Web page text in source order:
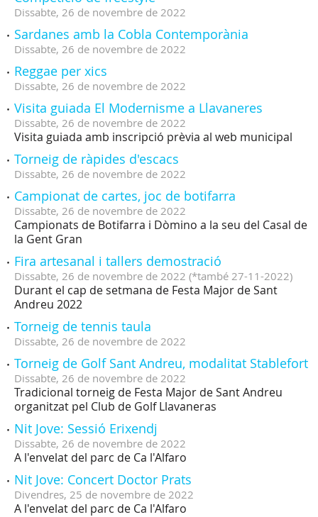
Dissabte, 26 de novembre de 2022
Sardanes amb la Cobla Contemporània
Dissabte, 26 de novembre de 2022
Reggae per xics
Dissabte, 26 de novembre de 2022
Visita guiada El Modernisme a Llavaneres
Dissabte, 26 de novembre de 2022
Visita guiada amb inscripció prèvia al web municipal
Torneig de ràpides d'escacs
Dissabte, 26 de novembre de 2022
Campionat de cartes, joc de botifarra
Dissabte, 26 de novembre de 2022
Campionats de Botifarra i Dòmino a la seu del Casal de
la Gent Gran
Fira artesanal i tallers demostració
Dissabte, 26 de novembre de 2022 (*també 27-11-2022)
Durant el cap de setmana de Festa Major de Sant
Andreu 2022
Torneig de tennis taula
Dissabte, 26 de novembre de 2022
Torneig de Golf Sant Andreu, modalitat Stablefort
Dissabte, 26 de novembre de 2022
Tradicional torneig de Festa Major de Sant Andreu
organitzat pel Club de Golf Llavaneras
Nit Jove: Sessió Erixendj
Dissabte, 26 de novembre de 2022
A l'envelat del parc de Ca l'Alfaro
Nit Jove: Concert Doctor Prats
Divendres, 25 de novembre de 2022
A l'envelat del parc de Ca l'Alfaro